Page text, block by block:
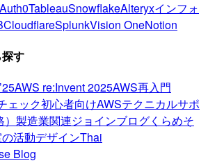
Auth0TableauSnowflakeAlteryxインフォ
CloudflareSplunkVision OneNotion
す
AWS re:Invent 2025AWS再入門
ェック初心者向けAWSテクニカルサポ
製造業関連ジョインブログくらめそ
活動デザインThai
Blog